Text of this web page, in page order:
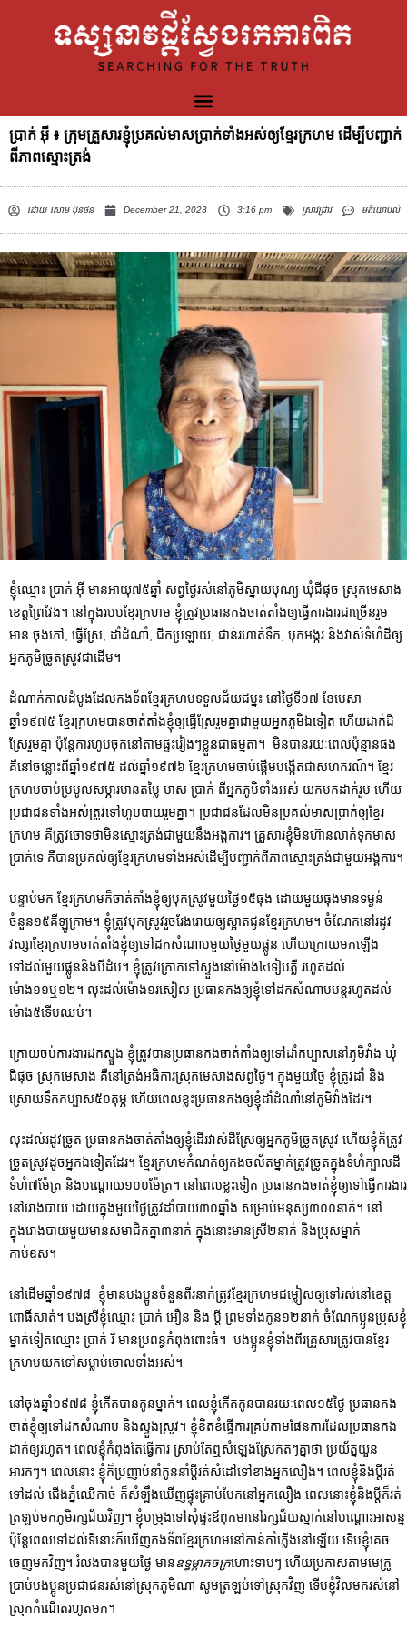
ប្រាក់ អ៊ី ៖ ក្រុមគ្រួសារខ្ញុំប្រគល់មាសប្រាក់ទាំងអស់ឲ្យខ្មែរក្រហម ដើម្បីបញ្ជាក់
ពីភាពស្មោះត្រង់
ដោយសោម ប៊ុនថន December 21, 2023 3:16 pm ស្រាវជ្រាវ មតិយោបល់
ខ្ញុំឈ្មោះ ប្រាក់ អ៊ី មានអាយុ៧៥ឆ្នាំ សព្វថ្ងៃរស់នៅភូមិស្នាយបុណ្យ ឃុំជីផុច ស្រុកមេសាង
ខេត្តព្រៃវែង។ នៅក្នុងរបបខ្មែរក្រហម ខ្ញុំត្រូវប្រធានកងចាត់តាំងឲ្យធ្វើការងារជាច្រើនរួម
មាន ចុងភៅ, ធ្វើស្រែ, ដាំដំណាំ, ជីកប្រឡាយ, ជាន់រហាត់ទឹក, បុកអង្ករ និងវាស់ទំហំដីឲ្យ
អ្នកភូមិច្រូតស្រូវជាដើម។
ដំណាក់កាលដំ​បូងដែលកងទ័ពខ្មែរក្រហមទទួលជ័យជម្នះ នៅថ្ងៃទី១៧ ខែមេសា
ឆ្នាំ១៩៧៥ ខ្មែរក្រហមបានចាត់តាំងខ្ញុំឲ្យធ្វើស្រែរួមគ្នាជាមួយអ្នកភូមិឯទៀត ហើយដាក់ដី
ស្រែរួមគ្នា ប៉ុន្តែការហូបចុកនៅតាមផ្ទះរៀងៗខ្លួនជាធម្មតា។ មិនបានរយៈពេលប៉ុន្មានផង
គឺនៅចន្លោះពីឆ្នាំ១៩៧៥ ដល់ឆ្នាំ១៩៧៦ ខ្មែរក្រហមចាប់ផ្តើមបង្កើតជាសហករណ៍។ ខ្មែរ
ក្រហមចាប់ប្រមូលសម្ភារមានតម្លៃ មាស ប្រាក់ ពីអ្នកភូមិទាំងអស់ យកមកដាក់រួម ហើយ
ប្រជាជនទាំងអស់ត្រូវទៅហូបបាយរួមគ្នា។ ប្រជាជនដែលមិនប្រគល់មាសប្រាក់ឲ្យខ្មែរ
ក្រហម គឺត្រូវចោទថាមិនស្មោះត្រង់ជាមួយនឹងអង្គការ។ គ្រួសារខ្ញុំមិនហ៊ានលាក់ទុកមាស
ប្រាក់ទេ គឺបានប្រគល់ឲ្យខ្មែរក្រហមទាំងអស់ដើម្បីបញ្ជាក់ពីភាពស្មោះត្រង់ជាមួយអង្គការ។
បន្ទាប់មក ខ្មែរក្រហមក៏ចាត់តាំងខ្ញុំឲ្យបុកស្រូវមួយថ្ងៃ១៥ធុង ដោយមួយធុងមានទម្ងន់
ចំនួន១៥គីឡូក្រាម។ ខ្ញុំត្រូវបុកស្រូវរួចរែងរោយឲ្យស្អាតជូនខ្មែរក្រហម។ ចំណែកនៅរដូវ
វស្សាខ្មែរក្រហមចាត់តាំងខ្ញុំឲ្យទៅដកសំណាបមួយថ្ងៃមួយផ្លូន ហើយក្រោយមកឡើង
ទៅដល់មួយផ្លូននិងបីដំប។ ខ្ញុំត្រូវក្រោកទៅស្ទួងនៅម៉ោង៤ទៀបភ្លឺ រហូតដល់
ម៉ោង១១ឬ១២។ លុះដល់ម៉ោង១រសៀល ប្រធានកងឲ្យខ្ញុំទៅដកសំណាបបន្តរហូតដល់
ម៉ោង៥ទើបឈប់។
ក្រោយចប់ការងារដកស្ទួង ខ្ញុំត្រូវបានប្រធានកងចាត់តាំងឲ្យទៅដាំកប្បាសនៅភូមិវាំង ឃុំ
ជីផុច ស្រុកមេសាង គឺនៅត្រង់អធិការស្រុកមេសាងសព្វថ្ងៃ។ ក្នុងមួយថ្ងៃ ខ្ញុំត្រូវដាំ និង
ស្រោយទឹកកប្បាស៥០គុម្ភ ហើយពេលខ្លះប្រធានកងឲ្យខ្ញុំដាំដំណាំនៅភូមិវាំងដែរ។
លុះដល់រដូវច្រូត ប្រធានកងចាត់តាំងឲ្យខ្ញុំដើរវាស់ដីស្រែឲ្យអ្នកភូមិច្រូតស្រូវ ហើយខ្ញុំក៏ត្រូវ
ច្រូតស្រូវដូចអ្នកឯទៀតដែរ។ ខ្មែរក្រហមកំណត់ឲ្យកងចល័តម្នាក់ត្រូវច្រូតក្នុងទំហំក្បាល​ដី
ទំហំ៧ម៉ែត្រ និងបណ្តោយ១០០ម៉ែត្រ។ នៅពេលខ្លះទៀត ប្រធានកងចាត់ខ្ញុំឲ្យទៅធ្វើការងារ
នៅរោងបាយ ដោយក្នុងមួយថ្ងៃត្រូវដាំបាយ៣០ឆ្នាំង សម្រាប់មនុស្ស៣០០នាក់។ នៅ
ក្នុងរោងបាយមួយមានសមាជិកគ្នា៣នាក់ ក្នុងនោះមានស្រី២នាក់ និងប្រុសម្នាក់
កាប់ឧស។
នៅដើមឆ្នាំ១៩៧៨ ខ្ញុំមានបងប្អូនចំនួនពីរនាក់ត្រូវខ្មែរក្រហមជម្លៀសឲ្យទៅរស់នៅខេត្ត
ពោធិ៍សាត់។ បងស្រីខ្ញុំឈ្មោះ ប្រាក់ អឿន និង ប្ដី ព្រមទាំងកូន១២នាក់ ចំណែកប្អូនប្រុសខ្ញុំ
ម្នាក់ទៀតឈ្មោះ ប្រាក់ រី មានប្រពន្ធកំពុងពោះធំ។ បងប្អូនខ្ញុំទាំងពីរគ្រួសារត្រូវបានខ្មែរ
ក្រហមយកទៅសម្លាប់ចោលទាំងអស់។
នៅចុងឆ្នាំ១៩៧៨ ខ្ញុំកើតបានកូនម្នាក់។ ពេលខ្ញុំកើតកូនបានរយៈពេល១៥ថ្ងៃ ប្រធានកង
ចាត់ខ្ញុំឲ្យទៅដកសំណាប និងស្ទួងស្រូវ។ ខ្ញុំខិតខំធ្វើការគ្រប់តាមផែនការដែលប្រធានកង
ដាក់ឲ្យរហូត។ ពេលខ្ញុំកំពុងតែធ្វើការ ស្រាប់តែឮសំឡេងស្រែកតៗគ្នាថា ប្រយ័ត្នយួន
អារកៗ។ ពេលនោះ ខ្ញុំក៏ប្រញាប់នាំកូននាំប្តីរត់សំដៅទៅខាងអ្នកលឿង។ ពេលខ្ញុំនិងប្តីរត់
ទៅដល់ ជើងភ្នំឈើកាច់ ក៏សំឡឹងឃើញផ្ទុះគ្រាប់បែកនៅអ្នកលឿង ពេលនោះខ្ញុំនិងប្តីក៏រត់
ត្រឡប់មកភូមិរក្សជ័យវិញ។ ខ្ញុំបម្រុងទៅសុំផ្ទះឪពុកមានៅរក្សជ័យស្នាក់នៅបណ្តោះអាសន្ន
ប៉ុន្តែពេលទៅដល់ទីនោះក៏ឃើញកងទ័ពខ្មែរក្រហមនៅកាន់កាំភ្លើងនៅឡើយ ទើបខ្ញុំគេច
ចេញមកវិញ។ រំលងបានមួយថ្ងៃ មានឧទ្ធម្ភាគចក្រហោះទាបៗ ហើយប្រកាសតាមមេក្រូ
ប្រាប់បងប្អូនប្រជាជនរស់នៅស្រុកភូមិណា សូមត្រឡប់ទៅស្រុកវិញ ទើបខ្ញុំវិលមករស់នៅ
ស្រុកកំណើតរហូតមក។